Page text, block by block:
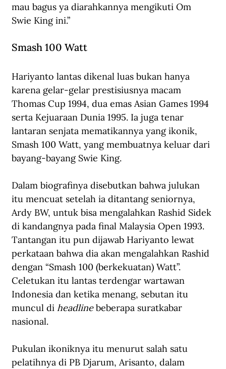
mau bagus ya diarahkannya mengikuti Om
Swie King ini.”
Smash 100 Watt
Hariyanto lantas dikenal luas bukan hanya
karena gelar-gelar prestisiusnya macam
Thomas Cup 1994, dua emas Asian Games 1994
serta Kejuaraan Dunia 1995. Ia juga tenar
lantaran senjata mematikannya yang ikonik,
Smash 100 Watt, yang membuatnya keluar dari
bayang-bayang Swie King.
Dalam biografinya disebutkan bahwa julukan
itu mencuat setelah ia ditantang seniornya,
Ardy BW, untuk bisa mengalahkan Rashid Sidek
di kandangnya pada final Malaysia Open 1993.
Tantangan itu pun dijawab Hariyanto lewat
perkataan bahwa dia akan mengalahkan Rashid
dengan “Smash 100 (berkekuatan) Watt”.
Celetukan itu lantas terdengar wartawan
Indonesia dan ketika menang, sebutan itu
muncul di headline beberapa suratkabar
nasional.
Pukulan ikoniknya itu menurut salah satu
pelatihnya di PB Djarum, Arisanto, dalam